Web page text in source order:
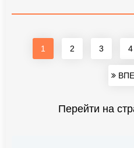
1 2 3 4
Перейти на